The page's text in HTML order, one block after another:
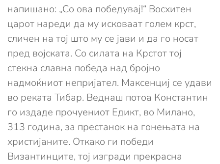
напишано: „Со ова победувај!“ Восхитен
царот нареди да му исковаат голем крст,
сличен на тој што му се јави и да го носат
пред војската. Со силата на Крстот тој
стекна славна победа над бројно
надмоќниот непријател. Максенциј се удави
во реката Тибар. Веднаш потоа Константин
го издаде прочуениот Едикт, во Милано,
313 година, за престанок на гонењата на
христијаните. Откако ги победи
Византинците, тој изгради прекрасна